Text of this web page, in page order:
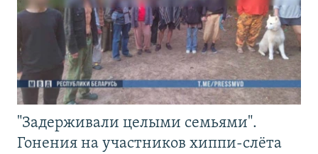
"Задерживали целыми семьями".
Гонения на участников хиппи-слёта